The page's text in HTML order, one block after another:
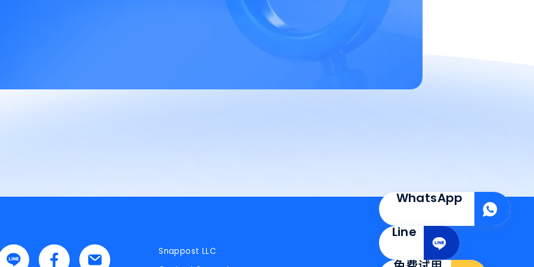
Facebook-
Snappost LLC
WhatsApp
Line